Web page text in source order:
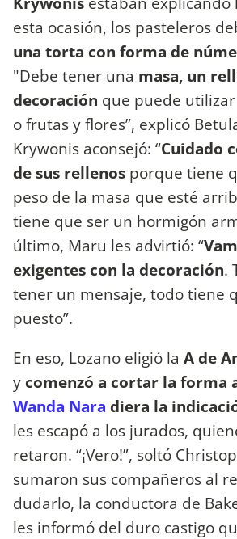
esta ocasión, los pasteleros
una torta con forma de
"Debe tener una masa, un
decoración que puede
o frutas y flores”, explicó
Krywonis aconsejó: “Cuidado
de sus rellenos porque tiene
peso de la masa que esté
tiene que ser un hormigón
último, Maru les advirtió: “
exigentes con la decoración.
tener un mensaje, todo tiene
puesto”.
En eso, Lozano eligió la A de
y comenzó a cortar la forma
Wanda Nara diera la
les escapó a los jurados,
retaron. “¡Vero!”, soltó
sumaron sus compañeros al
dudarlo, la conductora de
les informó del duro castigo